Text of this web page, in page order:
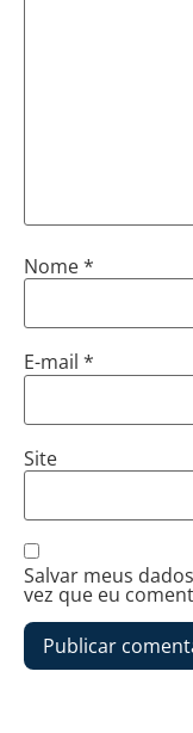
Nome*
E-mail *
Site
Salvar meus
vez que eu